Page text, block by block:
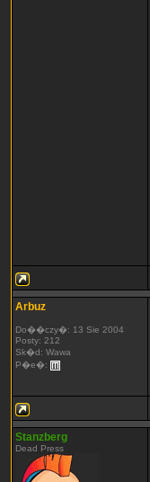
Arbuz
Do��czy�: 13 Sie 2004
Posty: 212
Sk�d: Wawa
P�e�:
Stanzberg
Dead Press